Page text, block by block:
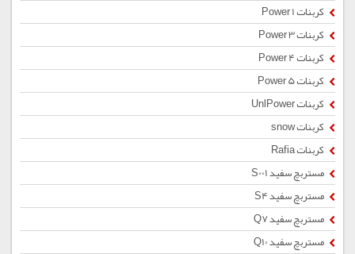
کربنات Power 1
کربنات Power 3
کربنات Power 4
کربنات Power 5
کربنات UnlPower
کربنات snow
کربنات Rafia
مستربچ سفید S001
مستربچ سفید S4
مستربچ سفید Q7
مستربچ سفید Q10